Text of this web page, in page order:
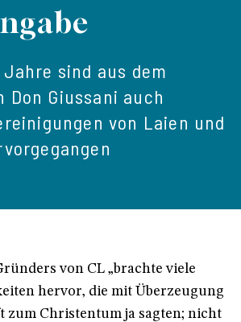
sind aus dem
Don Giussani auch
von Laien und
von CL „brachte viele
hervor, die mit Überzeugung
zum Christentum ja sagten; nicht